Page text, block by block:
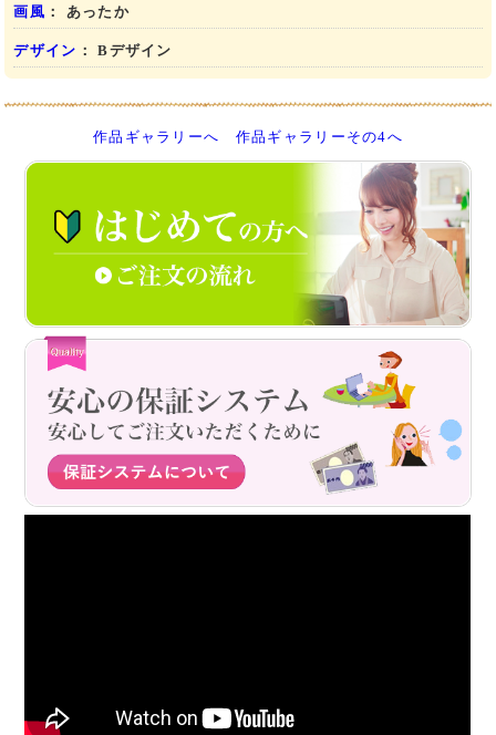
画風 ： あったか
デザイン ： Bデザイン
作品ギャラリーへ 作品ギャラリーその4へ